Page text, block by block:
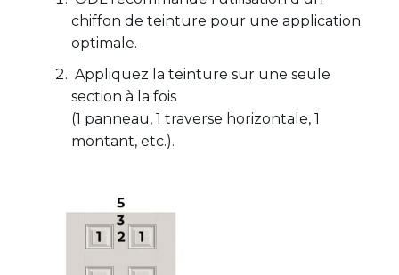
chiffon de teinture pour une application
optimale.
Appliquez la teinture sur une seule
section à la fois
(1 panneau, 1 traverse horizontale, 1
montant, etc.).